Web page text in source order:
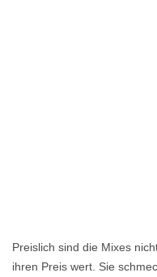
Preislich sind die Mixes
ihren Preis wert. Sie